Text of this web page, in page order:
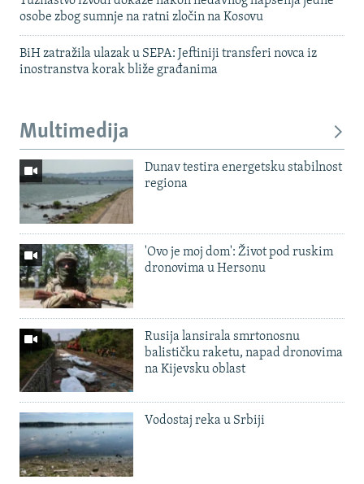
osobe zbog sumnje na ratni zločin na Kosovu
BiH zatražila ulazak u SEPA: Jeftiniji transferi novca iz
inostranstva korak bliže građanima
Multimedija
Dunav testira energetsku stabilnost
regiona
'Ovo je moj dom': Život pod ruskim
dronovima u Hersonu
Rusija lansirala smrtonosnu
balističku raketu, napad dronovima
na Kijevsku oblast
Vodostaj reka u Srbiji